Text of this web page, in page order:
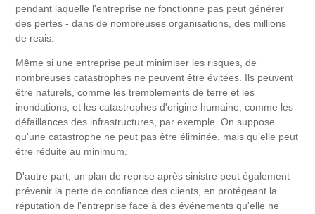
pendant laquelle l'entreprise ne fonctionne pas peut générer
des pertes - dans de nombreuses organisations, des millions
de reais.
Même si une entreprise peut minimiser les risques, de
nombreuses catastrophes ne peuvent être évitées. Ils peuvent
être naturels, comme les tremblements de terre et les
inondations, et les catastrophes d'origine humaine, comme les
défaillances des infrastructures, par exemple. On suppose
qu'une catastrophe ne peut pas être éliminée, mais qu'elle peut
être réduite au minimum.
D'autre part, un plan de reprise après sinistre peut également
prévenir la perte de confiance des clients, en protégeant la
réputation de l'entreprise face à des événements qu'elle ne